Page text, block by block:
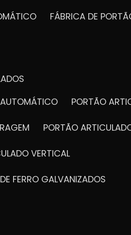
FÁBRICA DE
AUTOMÁTICO PORTÃO
PORTÃO
VERTICAL
FERRO GALVANIZADOS